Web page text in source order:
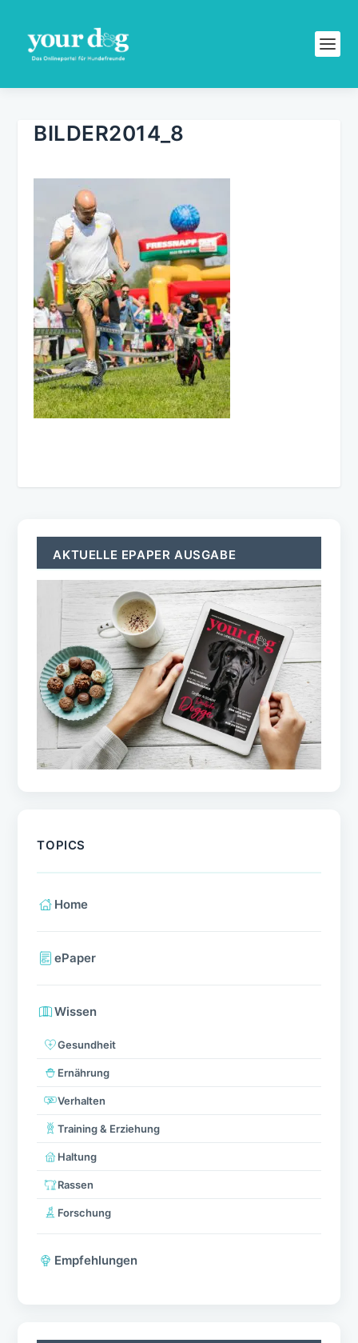
BILDER2014_8
AKTUELLE EPAPER AUSGABE
TOPICS
Home
ePaper
Wissen
Gesundheit
Ernährung
Verhalten
Training & Erziehung
Haltung
Rassen
Forschung
Empfehlungen